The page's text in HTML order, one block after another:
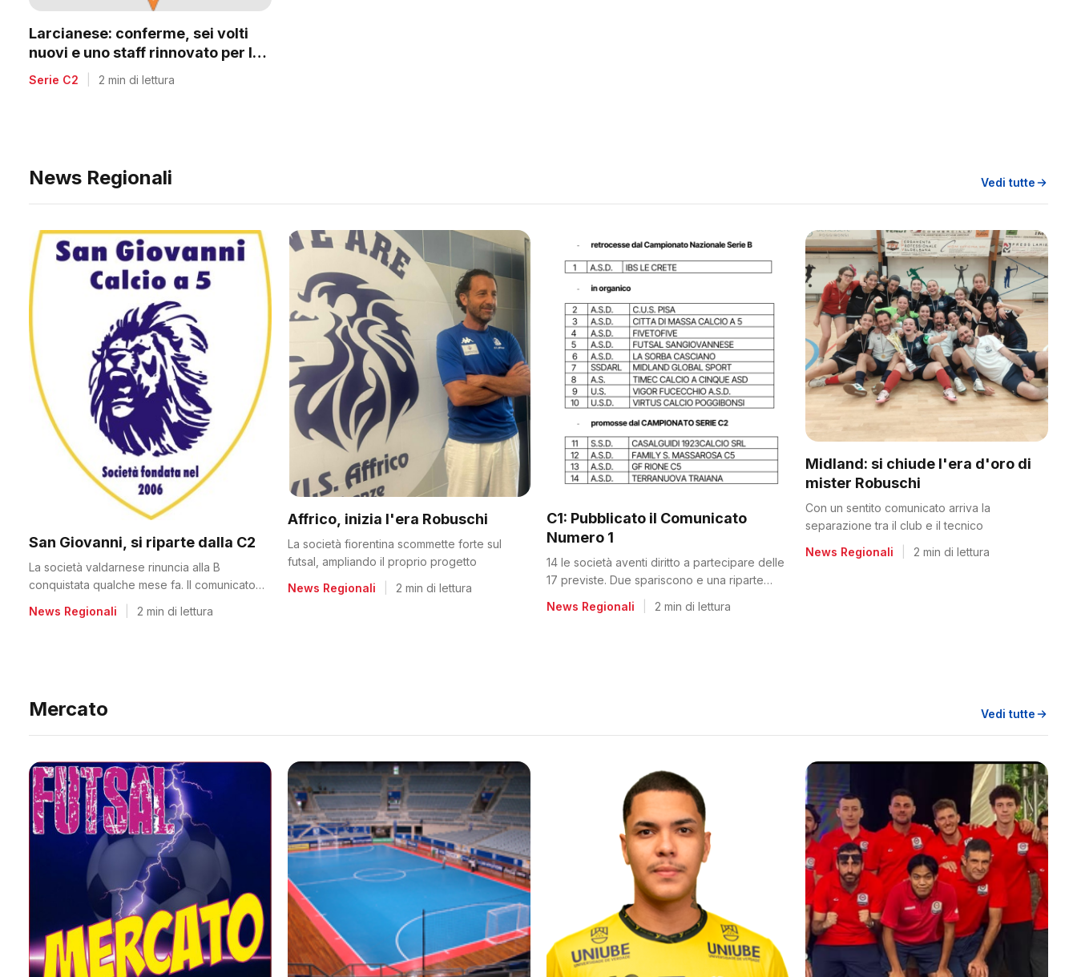
Larcianese: conferme, sei volti
nuovi e uno staff rinnovato per la
C2
Serie C2 2 min di lettura
News Regionali Vedi tutte
San Giovanni, si riparte dalla C2
La società valdarnese rinuncia alla B
conquistata qualche mese fa. Il comunicato
News Regionali 2 min di lettura
Affrico, inizia l'era Robuschi
La società fiorentina scommette forte sul
futsal, ampliando il proprio progetto
News Regionali
2 min di lettura
C1: Pubblicato il Comunicato
Numero 1
14 le società aventi diritto a partecipare delle
17 previste. Due spariscono e una riparte
News Regionali 2 min di lettura
Midland: si chiude l'era d'oro di
mister Robuschi
Con un sentito comunicato arriva la
separazione tra il club e il tecnico
News Regionali
2 min di lettura
Mercato Vedi tutte